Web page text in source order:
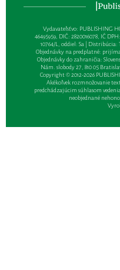
Vydavateľsťvo: PUBLISHING
46495959, DIČ: 2820016078, IČ
10764/L, oddiel: Sa | Distribúcia:
Objednávky na predplatné: prijíma
Objednávky do zahraničia:
Nám. slobody 27, 810 05
Copyright © 2012-2026
Akékoľvek rozmnožovanie
predchádzajúcim súhlasom
neobjednané